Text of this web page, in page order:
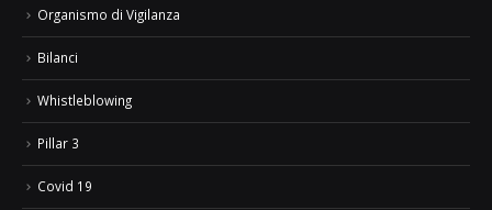
Organismo di Vigilanza
Bilanci
Whistleblowing
Pillar 3
Covid 19